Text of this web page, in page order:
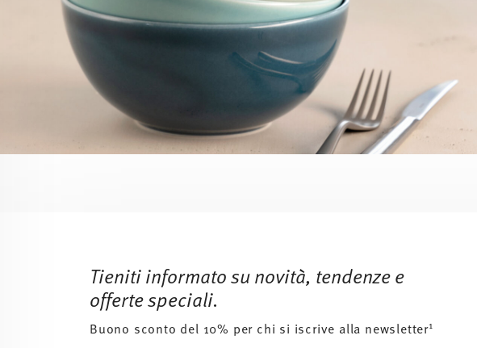
Tieniti informato su novità, tendenze e
offerte speciali.
Buono sconto del 10% per chi si iscrive alla newsletter1